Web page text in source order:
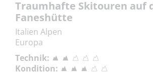
Traumhafte Skitouren auf
Faneshütte
Italien Alpen
Europa
Technik:
Kondition: